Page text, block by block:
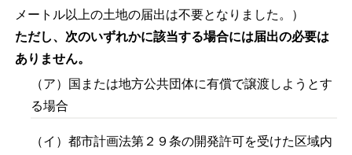
メートル以上の土地の届出は不要となりました。）
ただし、次のいずれかに該当する場合には届出の必要は
ありません。
（ア）国または地方公共団体に有償で譲渡しようとす
る場合
（イ）都市計画法第２９条の開発許可を受けた区域内